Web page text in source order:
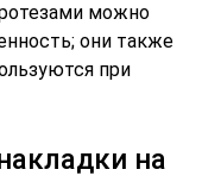
можно
они также
при
на